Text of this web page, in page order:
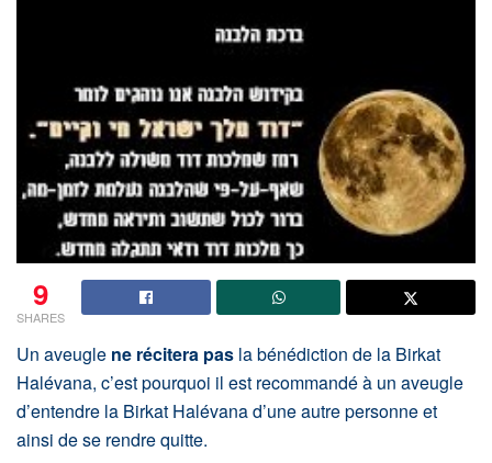
9
SHARES
Un aveugle ne récitera pas la bénédiction de la Birkat
Halévana, c’est pourquoi il est recommandé à un aveugle
d’entendre la Birkat Halévana d’une autre personne et
ainsi de se rendre quitte.